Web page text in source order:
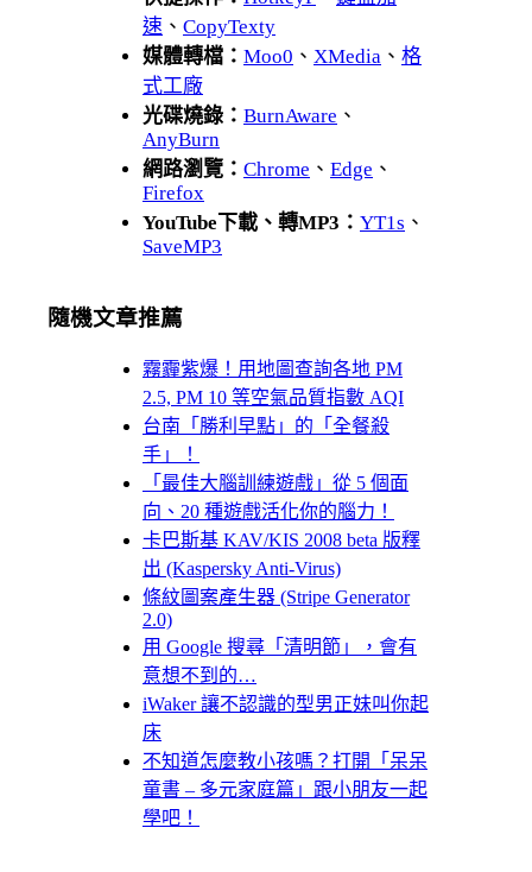
速 、 CopyTexty
媒體轉檔： Moo0 、 XMedia 、 格
式工廠
光碟燒錄： BurnAware 、
AnyBurn
網路瀏覽： Chrome 、 Edge 、
Firefox
YouTube下載、轉MP3： YT1s 、
SaveMP3
隨機文章推薦
霧霾紫爆！用地圖查詢各地 PM
2.5, PM 10 等空氣品質指數 AQI
台南「勝利早點」的「全餐殺
手」！
「最佳大腦訓練遊戲」從 5 個面
向、20 種遊戲活化你的腦力！
卡巴斯基 KAV/KIS 2008 beta 版釋
出 (Kaspersky Anti-Virus)
條紋圖案產生器 (Stripe Generator
2.0)
用 Google 搜尋「清明節」，會有
意想不到的…
iWaker 讓不認識的型男正妹叫你起
床
不知道怎麼教小孩嗎？打開「呆呆
童書 – 多元家庭篇」跟小朋友一起
學吧！